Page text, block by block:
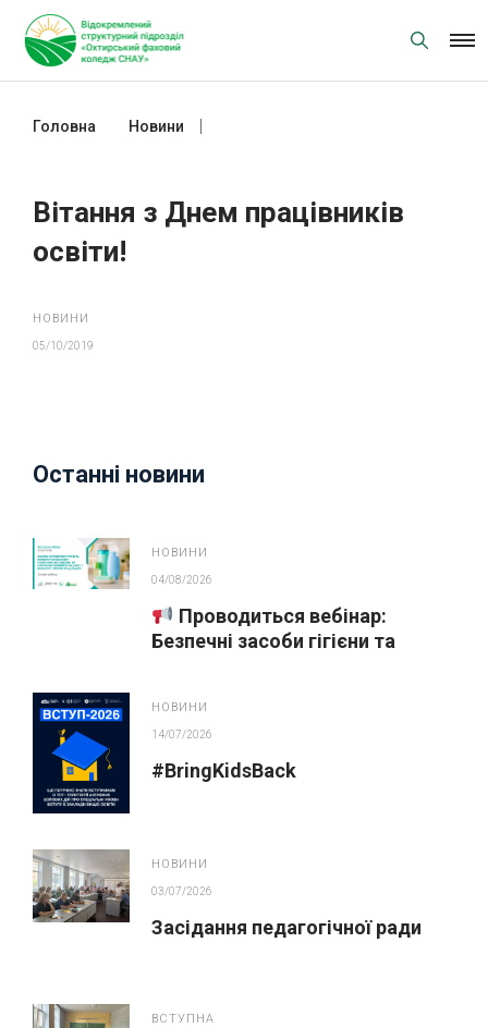
content
Головна Новини
Вітання з Днем працівників
освіти!
НОВИНИ
05/10/2019
Останні новини
НОВИНИ
04/08/2026
Проводиться вебінар:
Безпечні засоби гігієни та
НОВИНИ
14/07/2026
#BringKidsBack
НОВИНИ
03/07/2026
Засідання педагогічної ради
ВСТУПНА